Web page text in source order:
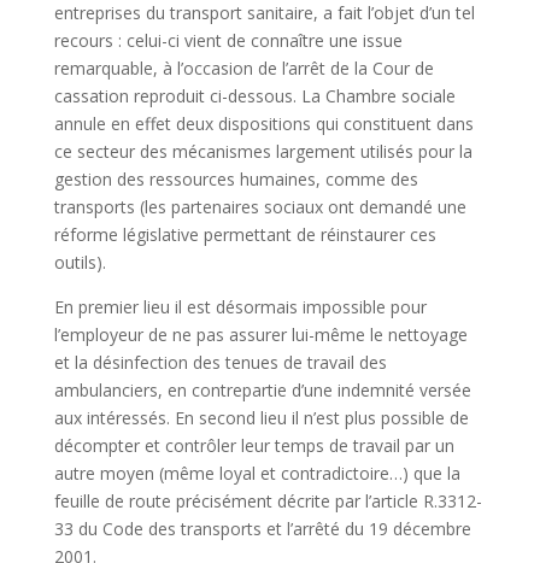
entreprises du transport sanitaire, a fait l’objet d’un tel
recours : celui-ci vient de connaître une issue
remarquable, à l’occasion de l’arrêt de la Cour de
cassation reproduit ci-dessous. La Chambre sociale
annule en effet deux dispositions qui constituent dans
ce secteur des mécanismes largement utilisés pour la
gestion des ressources humaines, comme des
transports (les partenaires sociaux ont demandé une
réforme législative permettant de réinstaurer ces
outils).
En premier lieu il est désormais impossible pour
l’employeur de ne pas assurer lui-même le nettoyage
et la désinfection des tenues de travail des
ambulanciers, en contrepartie d’une indemnité versée
aux intéressés. En second lieu il n’est plus possible de
décompter et contrôler leur temps de travail par un
autre moyen (même loyal et contradictoire…) que la
feuille de route précisément décrite par l’article R.3312-
33 du Code des transports et l’arrêté du 19 décembre
2001.